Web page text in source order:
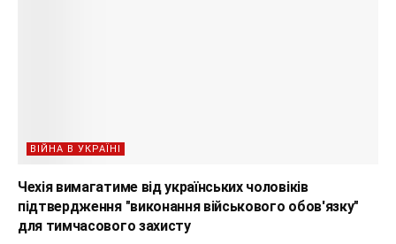
ВІЙНА В УКРАЇНІ
Чехія вимагатиме від українських чоловіків
підтвердження "виконання військового обов'язку"
для тимчасового захисту